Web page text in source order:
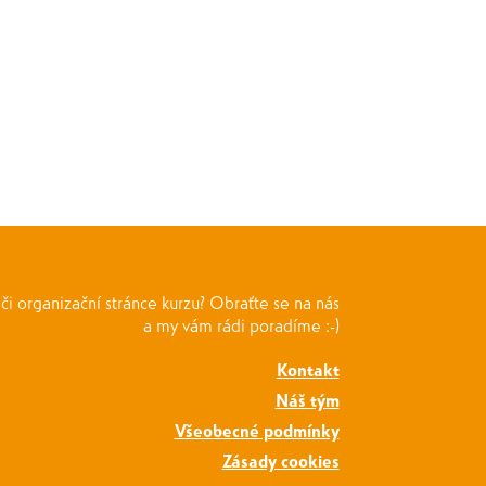
organizační stránce kurzu? Obraťte se na nás
a my vám rádi poradíme :-)
Kontakt
Náš tým
Všeobecné podmínky
Zásady cookies